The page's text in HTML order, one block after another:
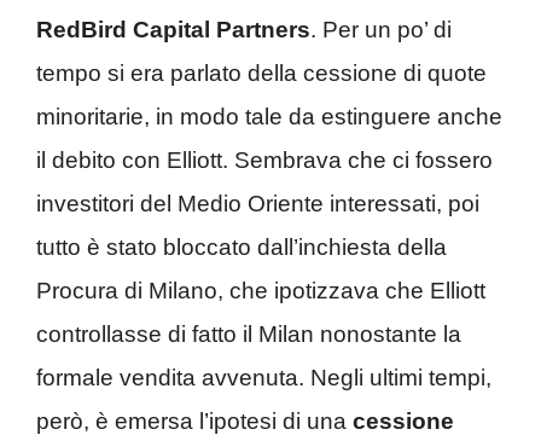
RedBird Capital Partners. Per un po’ di
tempo si era parlato della cessione di quote
minoritarie, in modo tale da estinguere anche
il debito con Elliott. Sembrava che ci fossero
investitori del Medio Oriente interessati, poi
tutto è stato bloccato dall’inchiesta della
Procura di Milano, che ipotizzava che Elliott
controllasse di fatto il Milan nonostante la
formale vendita avvenuta. Negli ultimi tempi,
però, è emersa l’ipotesi di una cessione